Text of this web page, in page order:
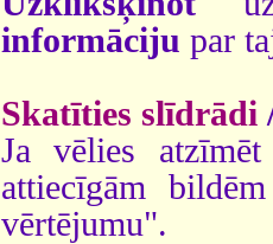
informāciju par
Skatīties slīdrādi
Ja vēlies
attiecīgām
vērtējumu".